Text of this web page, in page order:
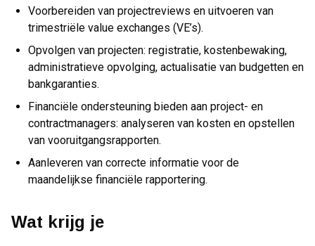
Voorbereiden van projectreviews en uitvoeren van
trimestriële value exchanges (VE’s).
Opvolgen van projecten: registratie, kostenbewaking,
administratieve opvolging, actualisatie van budgetten en
bankgaranties.
Financiële ondersteuning bieden aan project- en
contractmanagers: analyseren van kosten en opstellen
van vooruitgangsrapporten.
Aanleveren van correcte informatie voor de
maandelijkse financiële rapportering.
Wat krijg je